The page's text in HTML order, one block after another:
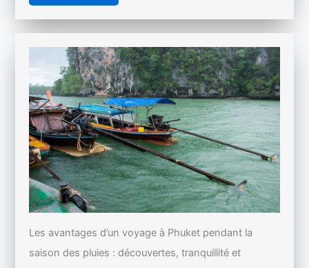
Les avantages d’un voyage à Phuket pendant la
saison des pluies : découvertes, tranquillité et